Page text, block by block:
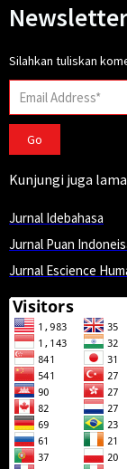
Newsletter
Silahkan tuliskan
Go
Kunjungi juga
Jurnal Idebahasa
Jurnal Puan
Jurnal Escience